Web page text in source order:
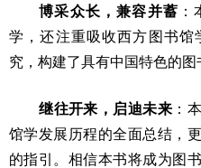
博采众长，兼容并蓄
学，还注重吸收西方图书馆
究，构建了具有中国特色的图
继往开来，启迪未来 ：
馆学发展历程的全面总结，
的指引。相信本书将成为图